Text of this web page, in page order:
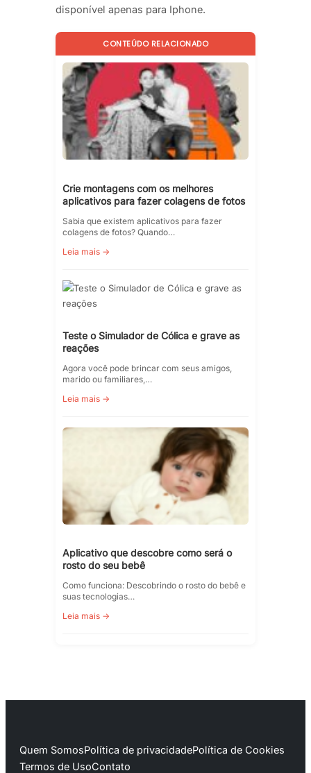
disponível apenas para Iphone.
CONTEÚDO RELACIONADO
Crie montagens com os melhores
aplicativos para fazer colagens de fotos
Sabia que existem aplicativos para fazer
colagens de fotos? Quando…
Leia mais →
Teste o Simulador de Cólica e grave as
reações
Agora você pode brincar com seus amigos,
marido ou familiares,…
Leia mais →
Aplicativo que descobre como será o
rosto do seu bebê
Como funciona: Descobrindo o rosto do bebê e
suas tecnologias…
Leia mais →
Quem SomosPolítica de privacidadePolítica de Cookies
Termos de UsoContato